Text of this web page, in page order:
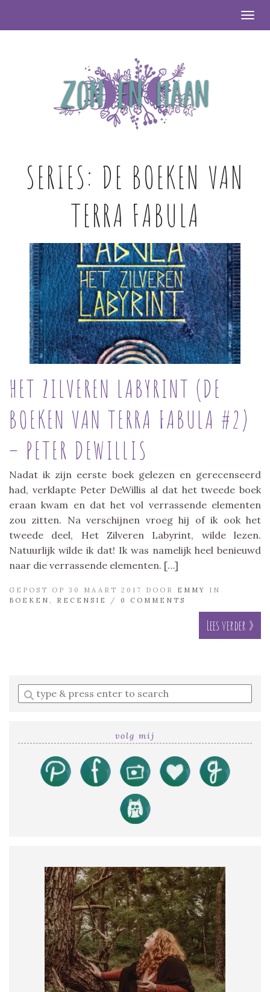
SERIES: DE BOEKEN VAN
TERRA FABULA
HET ZILVEREN LABYRINT (DE
BOEKEN VAN TERRA FABULA #2)
– PETER DEWILLIS
Nadat ik zijn eerste boek gelezen en gerecenseerd
had, verklapte Peter DeWillis al dat het tweede boek
eraan kwam en dat het vol verrassende elementen
zou zitten. Na verschijnen vroeg hij of ik ook het
tweede deel, Het Zilveren Labyrint, wilde lezen.
Natuurlijk wilde ik dat! Ik was namelijk heel benieuwd
naar die verrassende elementen. […]
GEPOST OP 30 MAART 2017 DOOR EMMY
IN
BOEKEN
RECENSIE / 0 COMMENTS
Lees verder »
Enter
a
volg mij